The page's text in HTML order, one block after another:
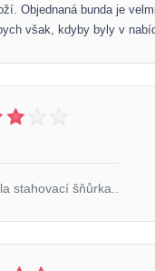
Objednaná bunda je
však, kdyby byly v
stahovací šňůrka..